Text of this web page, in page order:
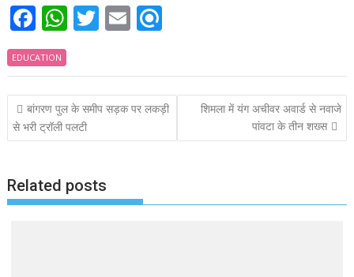
F
ac
e
b
o
o
W
at
s
A
p
T
itt
er
E
ai
l
i
n
d
EDUCATION
Post
navigation
बांगरण पुल के समीप सड़क पर लकड़ी
से भरी ट्रॉली पलटी
शिमला में यंग अचीवर अवार्ड से नवाजे
पांवटा के तीन शख्स
Related posts